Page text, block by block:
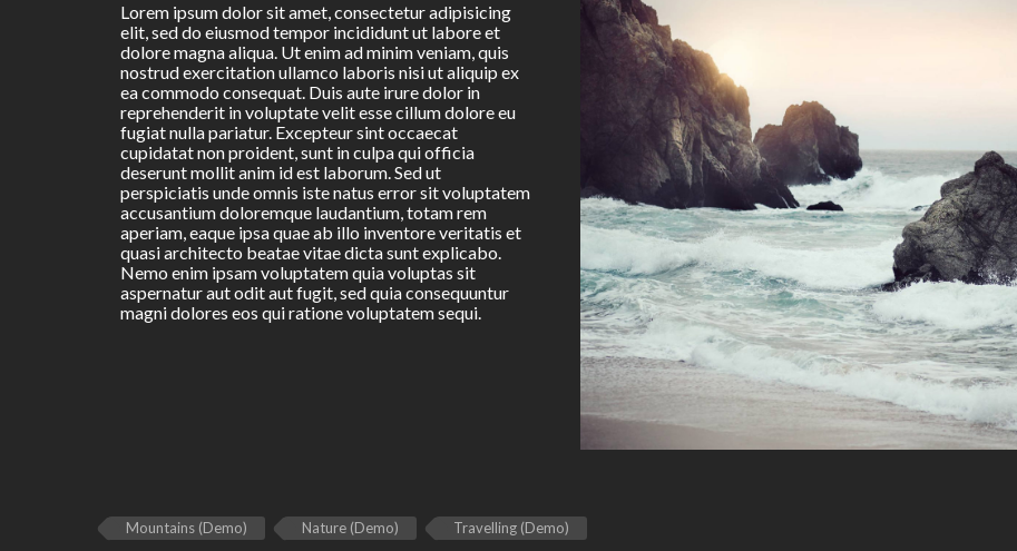
Lorem ipsum dolor sit amet, consectetur adipisicing
elit, sed do eiusmod tempor incididunt ut labore et
dolore magna aliqua. Ut enim ad minim veniam, quis
nostrud exercitation ullamco laboris nisi ut aliquip ex
ea commodo consequat. Duis aute irure dolor in
reprehenderit in voluptate velit esse cillum dolore eu
fugiat nulla pariatur. Excepteur sint occaecat
cupidatat non proident, sunt in culpa qui officia
deserunt mollit anim id est laborum. Sed ut
perspiciatis unde omnis iste natus error sit voluptatem
accusantium doloremque laudantium, totam rem
aperiam, eaque ipsa quae ab illo inventore veritatis et
quasi architecto beatae vitae dicta sunt explicabo.
Nemo enim ipsam voluptatem quia voluptas sit
aspernatur aut odit aut fugit, sed quia consequuntur
magni dolores eos qui ratione voluptatem sequi.
Mountains (Demo) Nature (Demo) Travelling (Demo)